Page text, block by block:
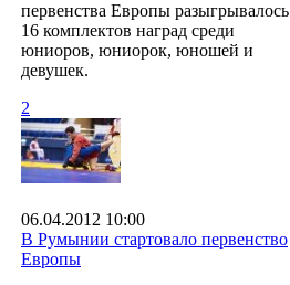
первенства Европы разыгрывалось
16 комплектов наград среди
юниоров, юниорок, юношей и
девушек.
2
06.04.2012 10:00
В Румынии стартовало первенство
Европы